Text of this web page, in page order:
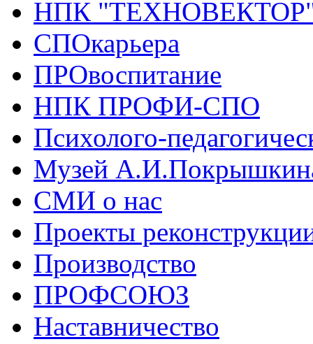
НПК
СПОкарьера
ПРОвоспитание
НПК ПРОФИ-СПО
Психолого-
Музей
СМИ о нас
Проекты
Производство
ПРОФСОЮЗ
Наставничество